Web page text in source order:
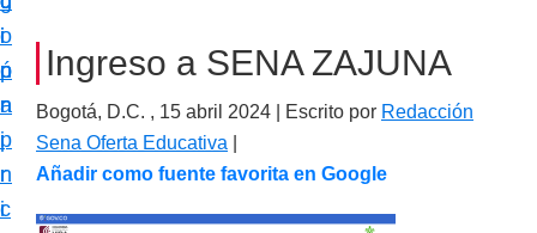
i
ó
n
p
r
i
o
p
r
i
n
c
i
n
a
a
c
i
ó
n
e
Ingreso a SENA ZAJUNA
Bogotá, D.C. , 15 abril 2024 | Escrito por Redacción
Sena Oferta Educativa
Añadir como fuente favorita en Google